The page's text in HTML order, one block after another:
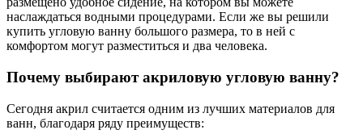
наслаждаться водными процедурами. Если же вы решили
купить угловую ванну большого размера, то в ней с
комфортом могут разместиться и два человека.
Почему выбирают акриловую угловую ванну?
Сегодня акрил считается одним из лучших материалов для
ванн, благодаря ряду преимуществ: